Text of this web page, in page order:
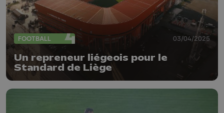
FOOTBALL 03/04/2025
Un repreneur liégeois pour le
Standard de Liège